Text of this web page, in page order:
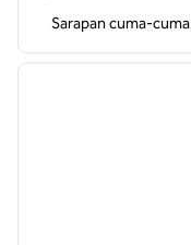
Sarapan cuma-cuma
1 dari 12